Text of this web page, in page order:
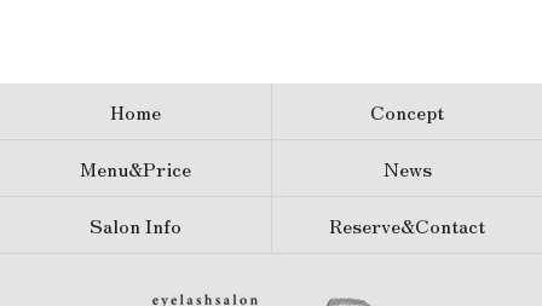
Home
Concept
Menu&Price
News
Salon Info
Reserve&Contact